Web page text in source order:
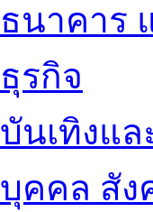
ธนาคาร
ธุรกิจ
บันเทิงแ
บุคคล สั